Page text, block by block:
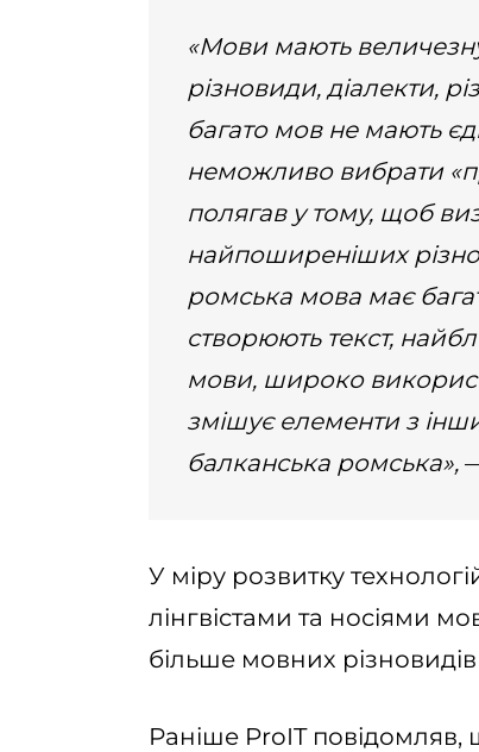
«Мови мають величезну
різновиди, діалекти,
багато мов не мають
неможливо вибрати
полягав у тому, щоб
найпоширеніших
ромська мова має
створюють текст,
мови, широко
змішує елементи з
балканська ромська»,
У міру розвитку
лінгвістами та носіями
більше мовних
Раніше ProIT повідомляв,